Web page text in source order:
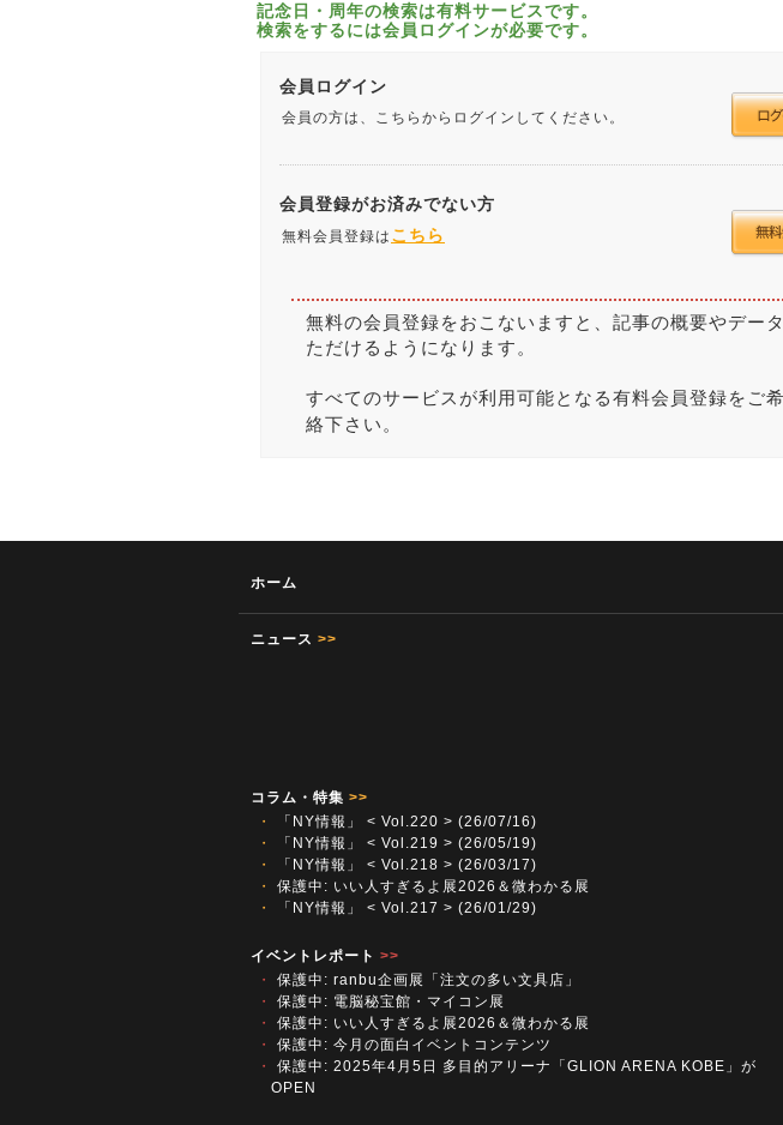
記念日・周年の検索は有料サービスです。
検索をするには会員ログインが必要です。
会員ログイン
会員の方は、こちらからログインしてください。
会員登録がお済みでない方
無料会員登録は こちら
無料の会員登録をおこないますと、記事の概要やデー
ただけるようになります。
すべてのサービスが利用可能となる有料会員登録をご
絡下さい。
ホーム
ニュース >>
コラム・特集 >>
・
「NY情報」 < Vol.220 > (26/07/16)
・
「NY情報」 < Vol.219 > (26/05/19)
・
「NY情報」 < Vol.218 > (26/03/17)
・
保護中: いい人すぎるよ展2026＆微わかる展
・
「NY情報」 < Vol.217 > (26/01/29)
イベントレポート >>
・
保護中: ranbu企画展「注文の多い文具店」
・
保護中: 電脳秘宝館・マイコン展
・
保護中: いい人すぎるよ展2026＆微わかる展
・
保護中: 今月の面白イベントコンテンツ
・
保護中: 2025年4月5日 多目的アリーナ「GLION ARENA KOBE」が
OPEN